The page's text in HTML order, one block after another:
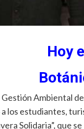
Hoy
Ambiental
los estudiantes,
Solidaria”, que